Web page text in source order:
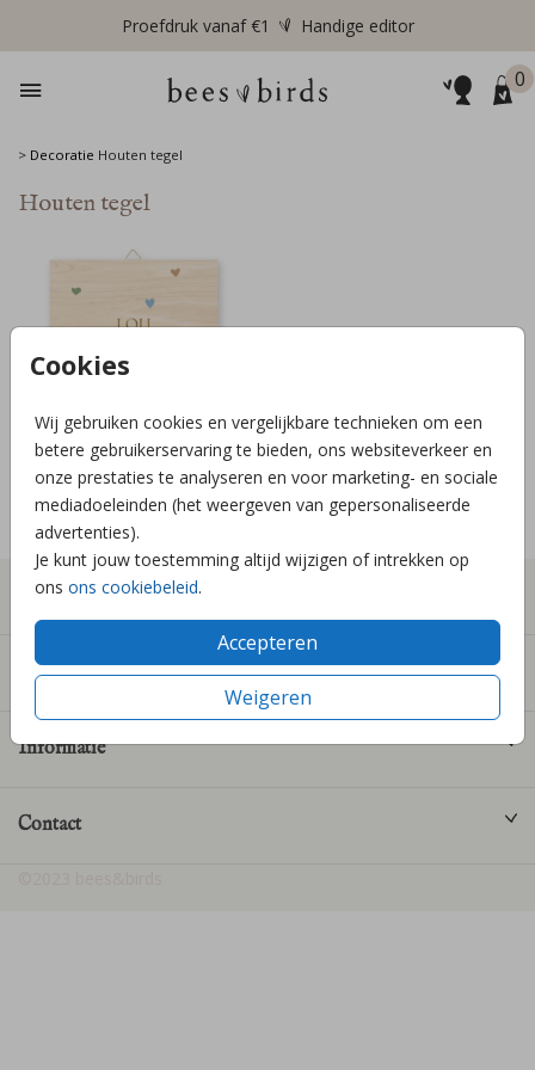
Proefdruk vanaf €1 Handige editor
0
Cookies
Wij gebruiken cookies en vergelijkbare technieken om een
betere gebruikerservaring te bieden, ons websiteverkeer en
onze prestaties te analyseren en voor marketing- en sociale
mediadoeleinden (het weergeven van gepersonaliseerde
advertenties).
Je kunt jouw toestemming altijd wijzigen of intrekken op
ons ons cookiebeleid.
Accepteren
Weigeren
> Decoratie Houten tegel
Houten tegel
HOUTEN TEGEL 15x15CM
Geboortekaartjes
Producten
Informatie
Contact